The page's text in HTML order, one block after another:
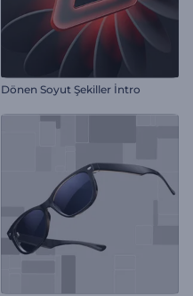
Dönen Soyut Şekiller İntro